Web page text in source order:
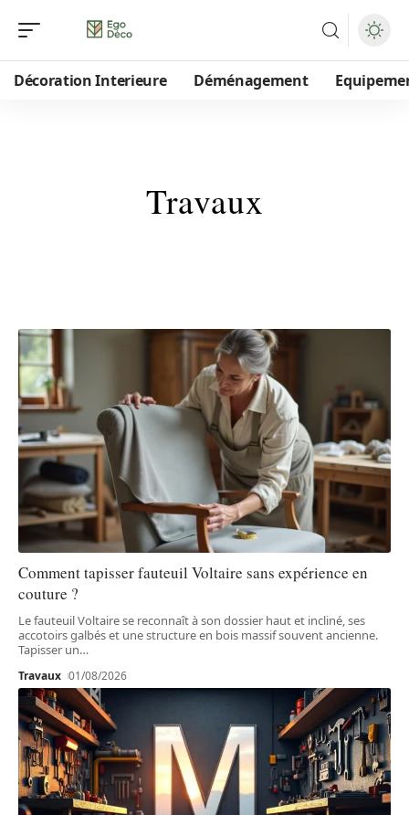
Décoration Interieure Déménagement
Travaux
Comment tapisser fauteuil Voltaire sans expérience en
couture ?
Le fauteuil Voltaire se reconnaît à son dossier haut et incliné, ses
accotoirs galbés et une structure en bois massif souvent ancienne.
Tapisser un…
Travaux 01/08/2026